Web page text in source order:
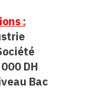
:
DH
Bac